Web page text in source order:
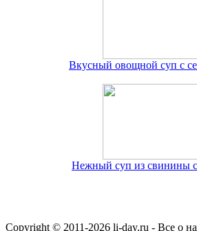
Вкусный овощной суп с
Нежный суп из свинины
Copyright © 2011-2026 li-day.ru - Все о